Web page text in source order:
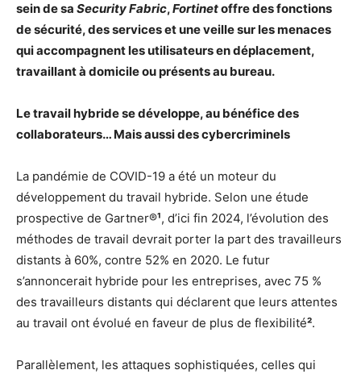
sein de sa Security Fabric,Fortinetoffre des fonctions
de sécurité, des services et une veille sur les menaces
qui accompagnent les utilisateurs en déplacement,
travaillant à domicile ou présents au bureau.
Le travail hybride se développe, au bénéfice des
collaborateurs… Mais aussi des cybercriminels
La pandémie de COVID-19 a été un moteur du
développement du travail hybride. Selon une étude
prospective de Gartner®¹, d’ici fin 2024, l’évolution des
méthodes de travail devrait porter la part des travailleurs
distants à 60%, contre 52% en 2020. Le futur
s’annoncerait hybride pour les entreprises, avec 75 %
des travailleurs distants qui déclarent que leurs attentes
au travail ont évolué en faveur de plus de flexibilité².
Parallèlement, les attaques sophistiquées, celles qui